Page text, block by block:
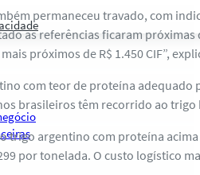
permaneceu travado, com
as referências ficaram próximas
próximos de R$ 1.450 CIF”,
com teor de proteína
brasileiros têm recorrido ao
trigo argentino com proteína
por tonelada. O custo logístico